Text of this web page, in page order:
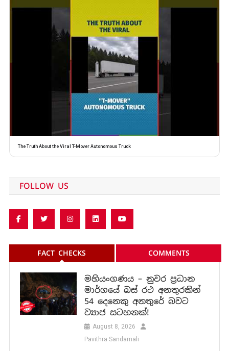
The Truth About the Viral T-Mover Autonomous Truck
FOLLOW US
FACT CHECKS COMMENTS
මහියංගණය – නුවර ප්‍රධාන
මාර්ගයේ බස් රථ අනතුරකින්
54 දෙනෙකු අනතුරේ බවට
ව්‍යාජ සටහනක්!
August 8, 2026
Pavithra Sandamali